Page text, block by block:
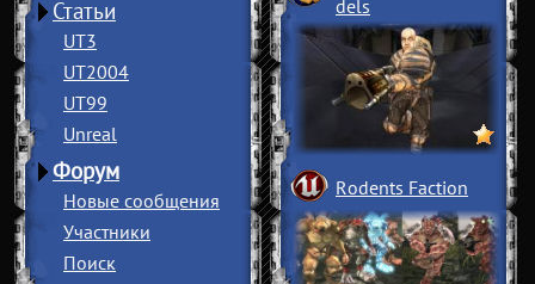
Статьи
UT3
UT2004
UT99
Unreal
Форум
Новые сообщения
Участники
Поиск
dels
Rodents Faction